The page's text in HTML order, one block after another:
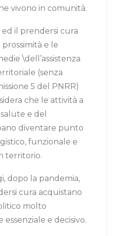
vivono in comunità.
il prendersi cura
e le
\dell’assistenza
(senza
5 del PNRR)
che le attività a
e del
diventare punto
funzionale e
territorio.
dopo la pandemia,
cura acquistano
molto
essenziale e decisivo.